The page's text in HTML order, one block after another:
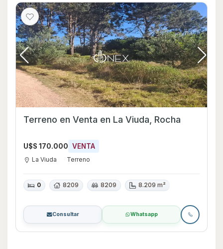
Terreno en Venta en La Viuda, Rocha
U$S 170.000 VENTA
La Viuda Terreno
0 8209 8209 8.209 m²
Consultar Whatsapp